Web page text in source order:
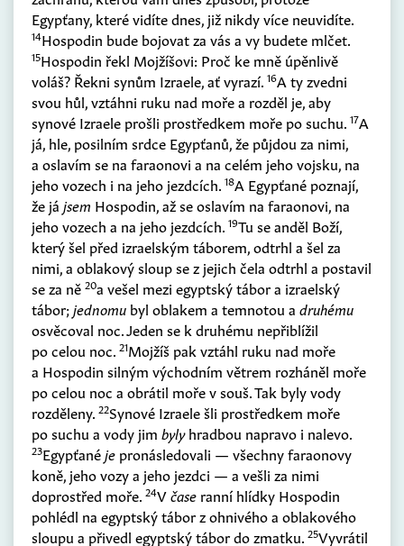
Egypťany, které vidíte dnes, již nikdy více neuvidíte.
14Hospodin bude bojovat za vás a vy budete mlčet.
15Hospodin řekl Mojžíšovi: Proč ke mně úpěnlivě
voláš? Řekni synům Izraele, ať vyrazí. 16A ty zvedni
svou hůl, vztáhni ruku nad moře a rozděl je, aby
synové Izraele prošli prostředkem moře po suchu. 17A
já, hle, posilním srdce Egypťanů, že půjdou za nimi,
a oslavím se na faraonovi a na celém jeho vojsku, na
jeho vozech i na jeho jezdcích. 18A Egypťané poznají,
že já jsem Hospodin, až se oslavím na faraonovi, na
jeho vozech a na jeho jezdcích. 19Tu se anděl Boží,
který šel před izraelským táborem, odtrhl a šel za
nimi, a oblakový sloup se z jejich čela odtrhl a postavil
se za ně 20a vešel mezi egyptský tábor a izraelský
tábor; jednomu byl oblakem a temnotou a druhému
osvěcoval noc. Jeden se k druhému nepřiblížil
po celou noc. 21Mojžíš pak vztáhl ruku nad moře
a Hospodin silným východním větrem rozháněl moře
po celou noc a obrátil moře v souš. Tak byly vody
rozděleny. 22Synové Izraele šli prostředkem moře
po suchu a vody jim bylyhradbou napravo i nalevo.
23Egypťanéje pronásledovali — všechny faraonovy
koně, jeho vozy a jeho jezdci — a vešli za nimi
doprostřed moře. 24Včase ranní hlídky Hospodin
pohlédl na egyptský tábor z ohnivého a oblakového
sloupu a přivedl egyptský tábor do zmatku. 25Vyvrátil